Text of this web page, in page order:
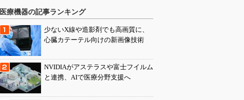
医療機器の記事ランキング
少ないX線や造影剤でも高画質に、
心臓カテーテル向けの新画像技術
NVIDIAがアステラスや富士フイルム
と連携、AIで医療分野支援へ